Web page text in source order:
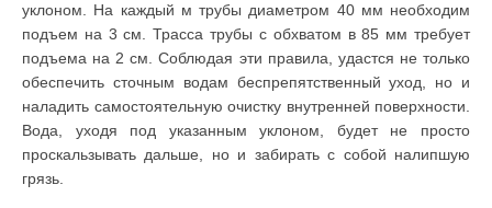
уклоном. На каждый м трубы диаметром 40 мм необходим
подъем на 3 см. Трасса трубы с обхватом в 85 мм требует
подъема на 2 см. Соблюдая эти правила, удастся не только
обеспечить сточным водам беспрепятственный уход, но и
наладить самостоятельную очистку внутренней поверхности.
Вода, уходя под указанным уклоном, будет не просто
проскальзывать дальше, но и забирать с собой налипшую
грязь.